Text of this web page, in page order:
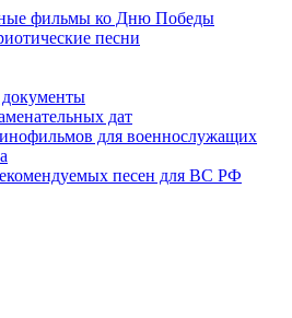
фильмы ко Дню Победы
песни
дат
для военнослужащих
песен для ВС РФ